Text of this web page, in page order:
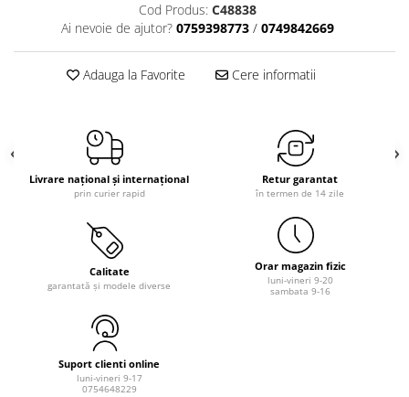
Cod Produs: C48838
Ai nevoie de ajutor? 0759398773 / 0749842669
Adauga la Favorite Cere informatii
Livrare național și internațional
prin curier rapid
Retur garantat
în termen de 14 zile
Calitate
garantată și modele diverse
Orar magazin fizic
luni-vineri 9-20
sambata 9-16
Suport clienti online
luni-vineri 9-17
0754648229